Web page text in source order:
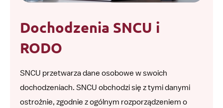
Dochodzenia SNCU i
RODO
SNCU przetwarza dane osobowe w swoich
dochodzeniach. SNCU obchodzi się z tymi danymi
ostrożnie, zgodnie z ogólnym rozporządzeniem o